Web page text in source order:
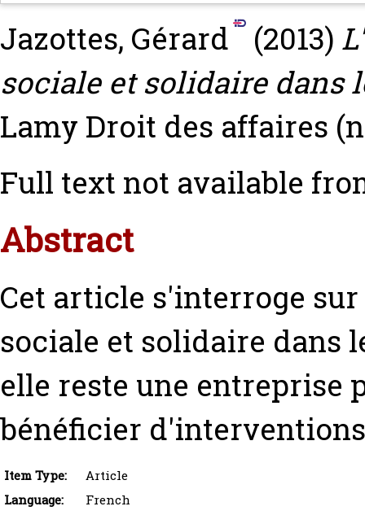
Jazottes, Gérard (2013)
sociale et solidaire dans
Lamy Droit des affaires
Full text not available
Abstract
Cet article s'interroge
sociale et solidaire dans
elle reste une entreprise
bénéficier
Item Type:
Article
Language:
French